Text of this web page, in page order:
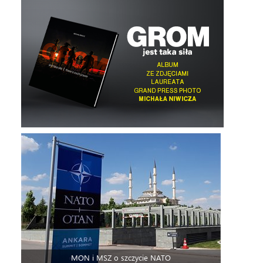
MON i MSZ o szczycie NATO